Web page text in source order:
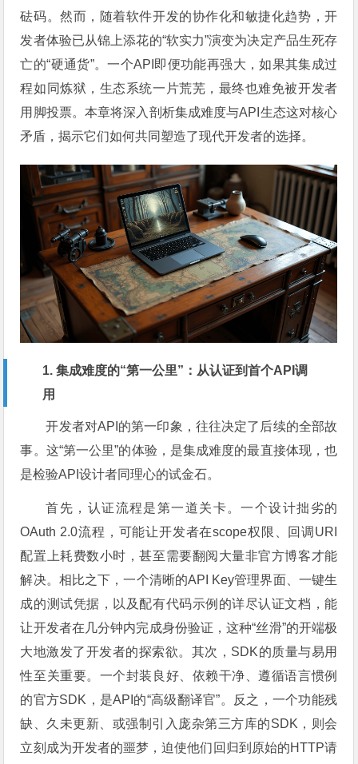
砝码。然而，随着软件开发的协作化和敏捷化趋势，开
发者体验已从锦上添花的“软实力”演变为决定产品生死存
亡的“硬通货”。一个API即便功能再强大，如果其集成过
程如同炼狱，生态系统一片荒芜，最终也难免被开发者
用脚投票。本章将深入剖析集成难度与API生态这对核心
矛盾，揭示它们如何共同塑造了现代开发者的选择。
1. 集成难度的“第一公里”：从认证到首个API调
用
开发者对API的第一印象，往往决定了后续的全部故
事。这“第一公里”的体验，是集成难度的最直接体现，也
是检验API设计者同理心的试金石。
首先，认证流程是第一道关卡。一个设计拙劣的
OAuth 2.0流程，可能让开发者在scope权限、回调URI
配置上耗费数小时，甚至需要翻阅大量非官方博客才能
解决。相比之下，一个清晰的API Key管理界面、一键生
成的测试凭据，以及配有代码示例的详尽认证文档，能
让开发者在几分钟内完成身份验证，这种“丝滑”的开端极
大地激发了开发者的探索欲。其次，SDK的质量与易用
性至关重要。一个封装良好、依赖干净、遵循语言惯例
的官方SDK，是API的“高级翻译官”。反之，一个功能残
缺、久未更新、或强制引入庞杂第三方库的SDK，则会
立刻成为开发者的噩梦，迫使他们回归到原始的HTTP请